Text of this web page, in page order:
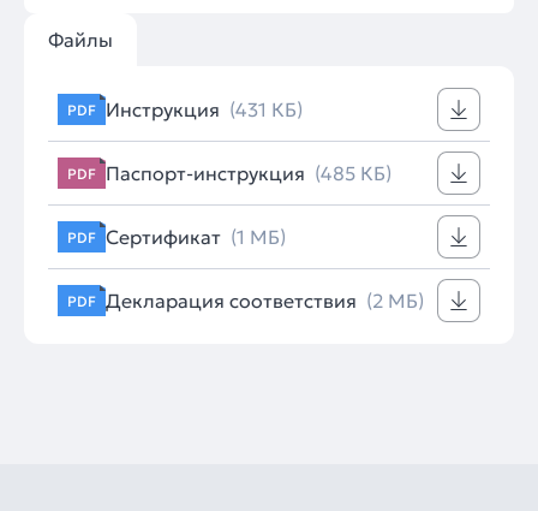
Файлы
PDF Инструкция (431 КБ)
PDF Паспорт-инструкция (485 КБ)
PDF Сертификат (1 МБ)
PDF Декларация соответствия (2 МБ)